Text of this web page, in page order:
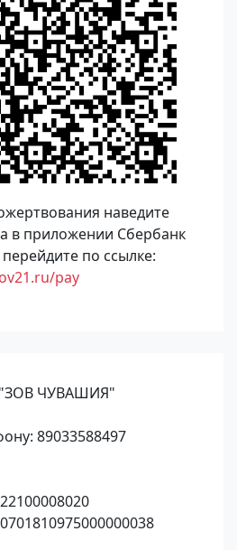
наведите
в приложении Сбербанк
по ссылке:
pay
ЧУВАШИЯ"
89033588497